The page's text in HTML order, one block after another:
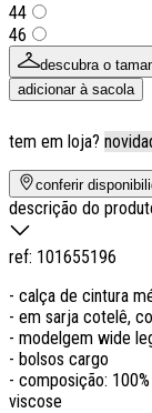
44
46
descubra o
adicionar à sacola
tem em loja?
conferir
descrição do
ref: 101655196
- calça de cintura
- em sarja cotelê,
- modelgem wide
- bolsos cargo
- composição:
viscose